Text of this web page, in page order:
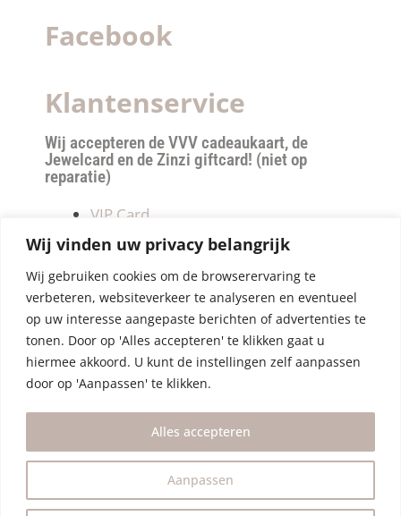
Wij vinden uw privacy belangrijk
Wij gebruiken cookies om de browserervaring te
verbeteren, websiteverkeer te analyseren en eventueel
op uw interesse aangepaste berichten of advertenties te
tonen. Door op 'Alles accepteren' te klikken gaat u
hiermee akkoord. U kunt de instellingen zelf aanpassen
door op 'Aanpassen' te klikken.
Aanpassen
Alles accepteren
Facebook
Klantenservice
Wij accepteren de VVV cadeaukaart, de
Jewelcard en de Zinzi giftcard! (niet op
reparatie)
VIP Card
Retourneren
Betalen & verzendkosten
Privacy Policy
Algemene Voorwaarden